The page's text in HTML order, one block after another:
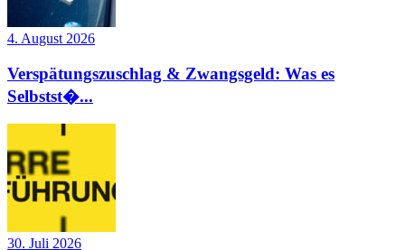
4. August 2026
Verspätungszuschlag & Zwangsgeld: Was es
Selbstst�...
30. Juli 2026